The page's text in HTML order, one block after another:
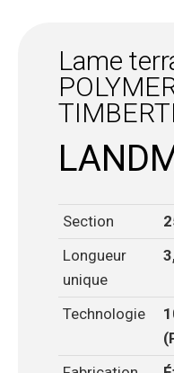
Lame
Section
Longueur
unique
Technologie